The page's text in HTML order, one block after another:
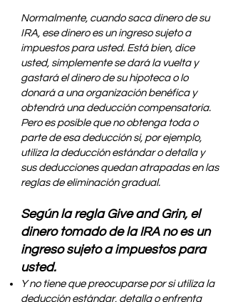
Normalmente, cuando saca dinero de su
IRA, ese dinero es un ingreso sujeto a
impuestos para usted. Está bien, dice
usted, simplemente se dará la vuelta y
gastará el dinero de su hipoteca o lo
donará a una organización benéfica y
obtendrá una deducción compensatoria.
Pero es posible que no obtenga toda o
parte de esa deducción si, por ejemplo,
utiliza la deducción estándar o detalla y
sus deducciones quedan atrapadas en las
reglas de eliminación gradual.
Según la regla Give and Grin, el
dinero tomado de la IRA no es un
ingreso sujeto a impuestos para
usted.
Y no tiene que preocuparse por si utiliza la
deducción estándar, detalla o enfrenta